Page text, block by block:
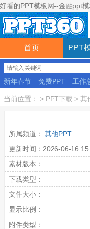
好看的PPT模板网--金融ppt
首页 PPT
新年春节 免费PPT 工作
当前位置：
> PPT下载 > 其
所属频道：
其他PPT
更新时间：2026-06-16
素材版本：
下载类型：
文件大小：
显示比例：
附件类型：